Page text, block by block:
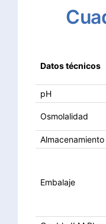
Datos técnicos
pH
Osmolalidad
Almacenamiento
Embalaje